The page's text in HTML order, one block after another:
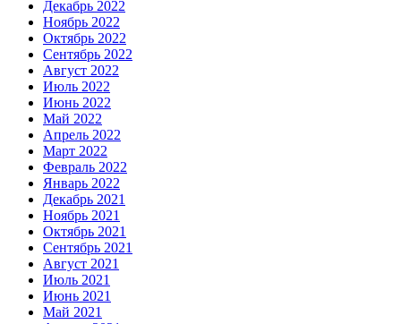
Декабрь 2022
Ноябрь 2022
Октябрь 2022
Сентябрь 2022
Август 2022
Июль 2022
Июнь 2022
Май 2022
Апрель 2022
Март 2022
Февраль 2022
Январь 2022
Декабрь 2021
Ноябрь 2021
Октябрь 2021
Сентябрь 2021
Август 2021
Июль 2021
Июнь 2021
Май 2021